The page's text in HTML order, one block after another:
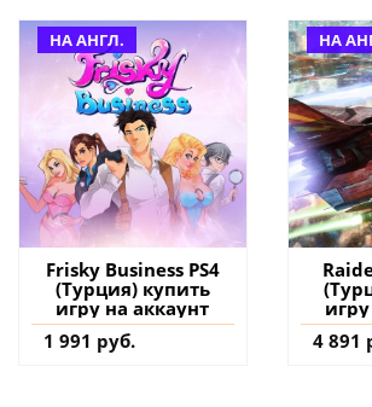
НА АНГЛ.
Frisky Business PS4
(Турция) купить
игру на аккаунт
1 991 руб.
НА
4 891